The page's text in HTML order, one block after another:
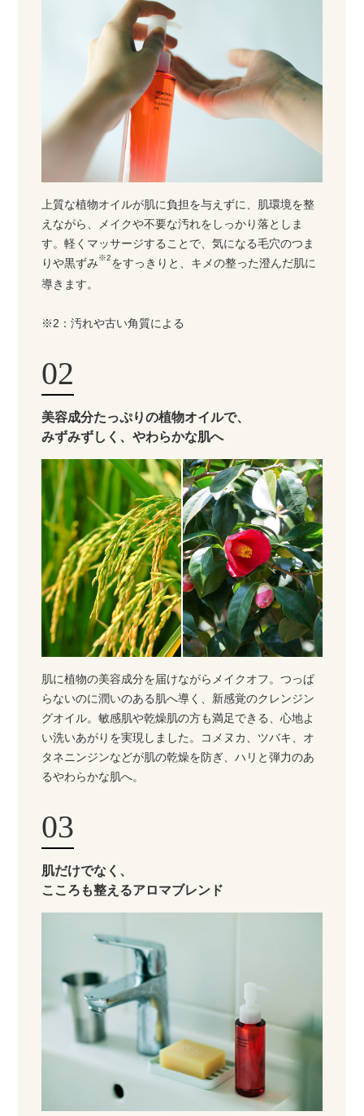
上質な植物オイルが肌に負担を与えずに、肌環境を整
えながら、メイクや不要な汚れをしっかり落としま
す。軽くマッサージすることで、気になる毛穴のつま
りや黒ずみ※2をすっきりと、キメの整った澄んだ肌に
導きます。
※2：汚れや古い角質による
02
美容成分たっぷりの植物オイルで、
みずみずしく、やわらかな肌へ
肌に植物の美容成分を届けながらメイクオフ。つっぱ
らないのに潤いのある肌へ導く、新感覚のクレンジン
グオイル。敏感肌や乾燥肌の方も満足できる、心地よ
い洗いあがりを実現しました。コメヌカ、ツバキ、オ
タネニンジンなどが肌の乾燥を防ぎ、ハリと弾力のあ
るやわらかな肌へ。
03
肌だけでなく、
こころも整えるアロマブレンド